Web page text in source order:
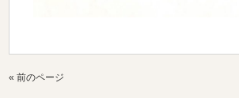
« 前のページ